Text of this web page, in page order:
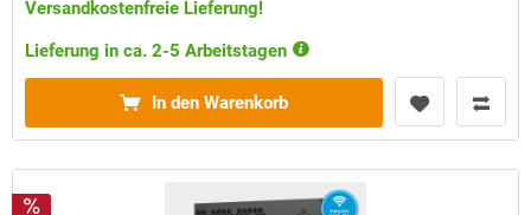
Versandkostenfreie Lieferung!
Lieferung in ca. 2-5 Arbeitstagen
In den Warenkorb